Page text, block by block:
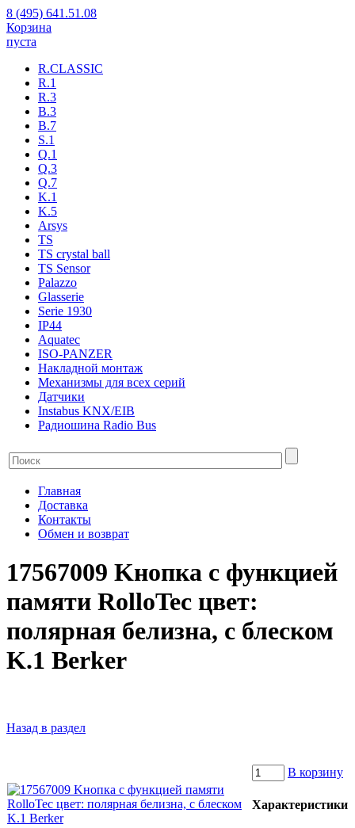
8 (495) 641.51.08
Корзина
пуста
R.CLASSIC
R.1
R.3
B.3
B.7
S.1
Q.1
Q.3
Q.7
K.1
K.5
Arsys
TS
TS crystal ball
TS Sensor
Palazzo
Glasserie
Serie 1930
IP44
Aquatec
ISO-PANZER
Накладной монтаж
Механизмы для всех серий
Датчики
Instabus KNX/EIB
Радиошина Radio Bus
Главная
Доставка
Контакты
Обмен и возврат
17567009 Kнопка с функцией
памяти RolloTec цвет:
полярная белизна, с блеском
K.1 Berker
Назад в раздел
В корзину
Характеристики